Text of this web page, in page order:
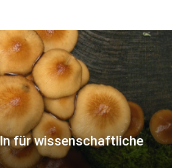
für wissenschaftliche